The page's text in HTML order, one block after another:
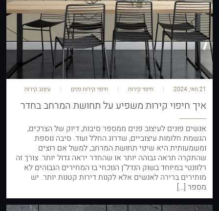
21 מאי, 2024 חיפוי קירות חיפוי קירות פנים עיצוב קירות
איך חיפוי קירות משפיע על תחושת המרחב בחדר
אנשים פונים לעיצוב פנים ממספר סיבות, דיוק של הצרכים,
הגשמת חלומות עיצוביים, שדרוג החלל ועוד. סיבה נוספת
ומשמעותית היא שינוי תחושת המרחב, למשל אם רוצים
שהתקרה תראה גבוהה יותר או שהחדר יראה גדול יותר. צורך זה
רלוונטי במיוחד בשוק הנדל"ן הנוכחי בו המחירים הגבוהים לא
מותירים ברירה לאנשים אלא לקנות דירות קטנות יותר. יש
מספר […]